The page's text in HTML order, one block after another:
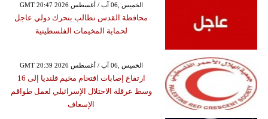
GMT 20:47 2026 الخميس ,06 آب / أغسطس
محافظة القدس تطالب بتحرك دولي عاجل
لحماية المخيمات الفلسطينية
GMT 20:39 2026 الخميس ,06 آب / أغسطس
ارتفاع إصابات اقتحام مخيم قلنديا إلى 16
وسط عرقلة الاحتلال الإسرائيلي لعمل طواقم
الإسعاف